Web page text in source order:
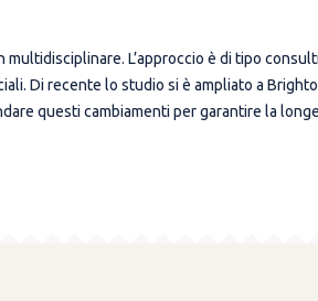
L’approccio è di tipo
Di recente lo studio si è ampliato a
questi cambiamenti per garantire la